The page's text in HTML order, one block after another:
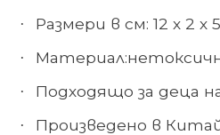
· Размери в см: 12 х 2 х
· Материал:
· Подходящо за деца
· Произведено в